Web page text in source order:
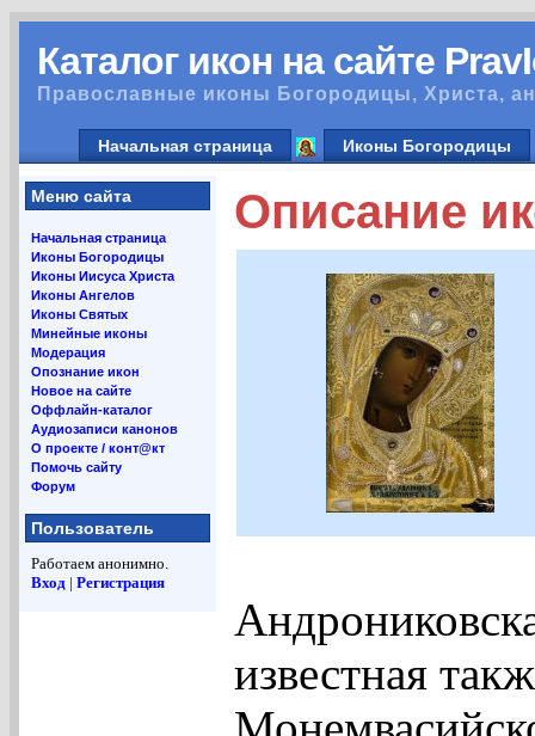
Каталог икон на сайте
Православные иконы Богородицы, Христа,
Начальная страница Иконы Богородицы
Меню сайта
Начальная страница
Иконы Богородицы
Иконы Иисуса Христа
Иконы Ангелов
Иконы Святых
Минейные иконы
Модерация
Опознание икон
Новое на сайте
Оффлайн-каталог
Аудиозаписи канонов
О проекте / конт@кт
Помочь сайту
Форум
Пользователь
Работаем анонимно.
Вход | Регистрация
Описание
известная